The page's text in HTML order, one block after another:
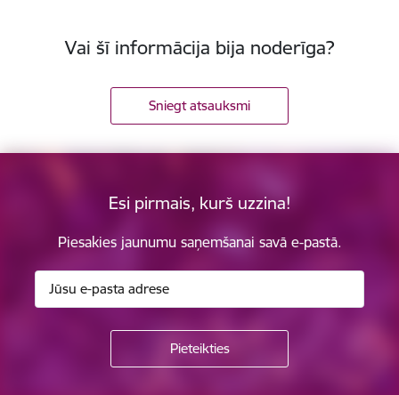
Vai šī informācija bija noderīga?
Sniegt atsauksmi
Esi pirmais, kurš uzzina!
Piesakies jaunumu saņemšanai savā e-pastā.